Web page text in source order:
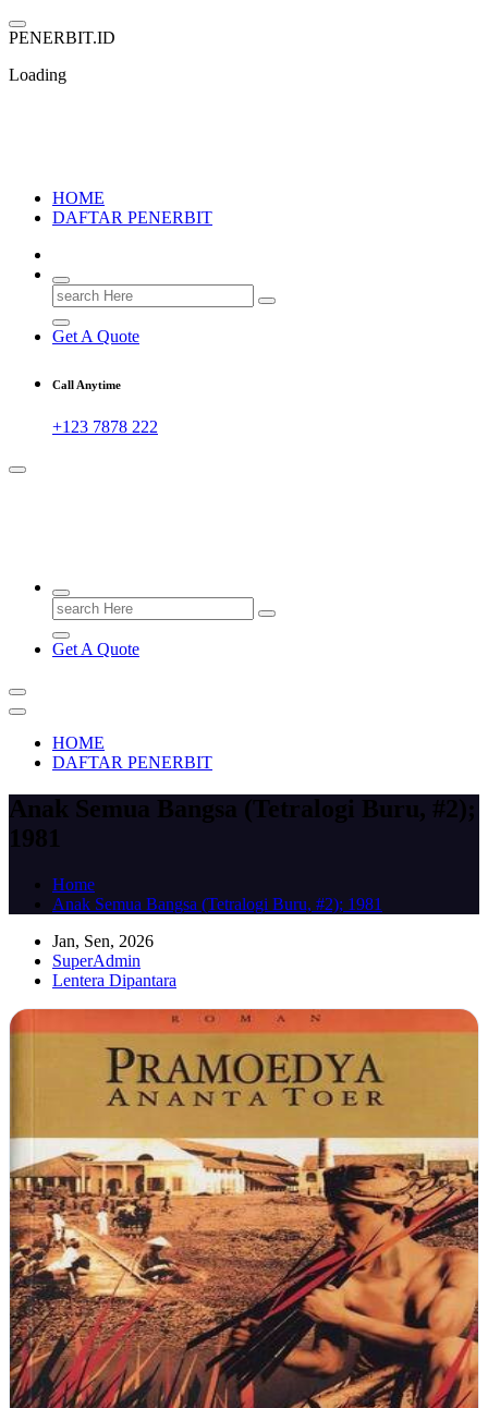
Skip
to
PENERBIT.ID
Loading
HOME
DAFTAR PENERBIT
Search
for:
Get A Quote
Call Anytime
+123 7878 222
Search
for:
Get A Quote
HOME
DAFTAR PENERBIT
Anak Semua Bangsa (Tetralogi Buru, #2);
1981
Home
Anak Semua Bangsa (Tetralogi Buru, #2); 1981
Jan, Sen, 2026
SuperAdmin
Lentera Dipantara